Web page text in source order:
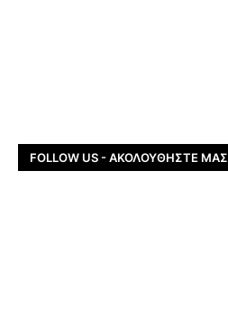
FOLLOW US - ΑΚΟΛΟΥΘΉΣΤΕ ΜΑΣ